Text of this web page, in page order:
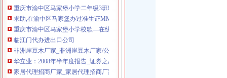
求助,在渝中区马家堡办过准生证MM帮忙说哈有些啥要求。-孕期闲聊
重庆市渝中区马家堡小学校歌—在线播放—优酷网,高清在线观看
临江门代办进出口公司
非洲崖豆木厂家_非洲崖豆木厂家/公司-阿里巴巴公司黄页
华立业：2008年半年度报告_证券之星
家居代理招商厂家_家居代理招商厂家/公司-阿里巴巴公司黄页
华立业：2009年半年度报告_证券之星